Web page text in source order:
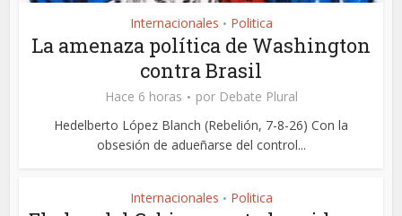
Internacionales • Politica
La amenaza política de Washington
contra Brasil
Hace 6 horas por Debate Plural
Hedelberto López Blanch (Rebelión, 7-8-26) Con la
obsesión de adueñarse del control...
Internacionales • Politica